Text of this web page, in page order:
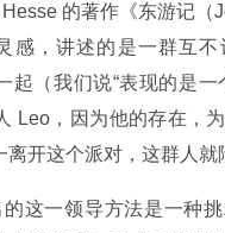
的著作《东游记（
感，讲述的是一群互不
起（我们说“表现的是一
Leo，因为他的存在，
开这个派对，这群人就
的这一领导方法是一种